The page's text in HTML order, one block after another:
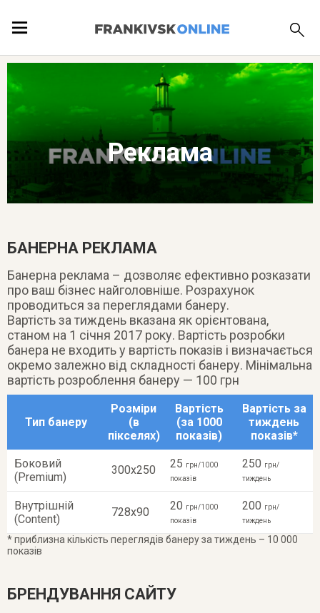
Реклама
БАНЕРНА РЕКЛАМА
Банерна реклама – дозволяє ефективно розказати
про ваш бізнес найголовніше. Розрахунок
проводиться за переглядами банеру.
Вартість за тиждень вказана як орієнтована,
станом на 1 січня 2017 року. Вартість розробки
банера не входить у вартість показів і визначається
окремо залежно від складності банеру. Мінімальна
вартість розроблення банеру — 100 грн
Тип банеру
Розміри
(в
пікселях)
Вартість
(за 1000
показів)
Вартість за
тиждень
показів*
Боковий
(Premium)
300х250 25 грн/1000
показів
250 грн/
тиждень
Внутрішній
(Content)
728х90 20 грн/1000
показів
200 грн/
тиждень
* приблизна кількість переглядів банеру за тиждень – 10 000
показів
БРЕНДУВАННЯ САЙТУ